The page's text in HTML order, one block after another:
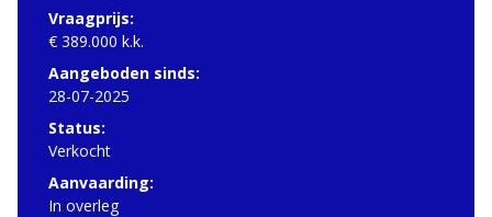
Vraagprijs:
€ 389.000 k.k.
Aangeboden sinds:
28-07-2025
Status:
Verkocht
Aanvaarding:
In overleg